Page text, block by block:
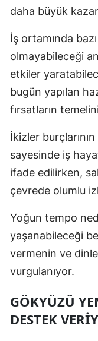
daha büyük
İş ortamında
olmayabileceği
etkiler
bugün yapılan
fırsatların
İkizler
sayesinde iş
ifade edilirken,
çevrede olumlu
Yoğun tempo
yaşanabileceği
vermenin ve
vurgulanıyor.
GÖKYÜZÜ
DESTEK